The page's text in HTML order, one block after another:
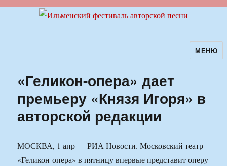
Ильменский фестиваль авторскойМЕНЮ
«Геликон-опера» дает
премьеру «Князя Игоря» в
авторской редакции
МОСКВА, 1 апр — РИА Новости. Московский театр
«Геликон-опера» в пятницу впервые представит оперу